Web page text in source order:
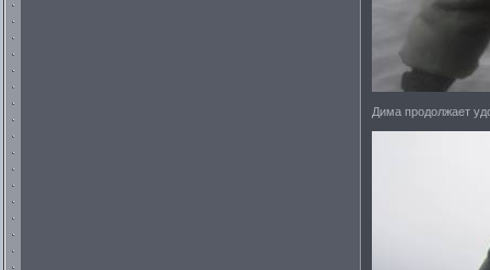
Дима продолжает